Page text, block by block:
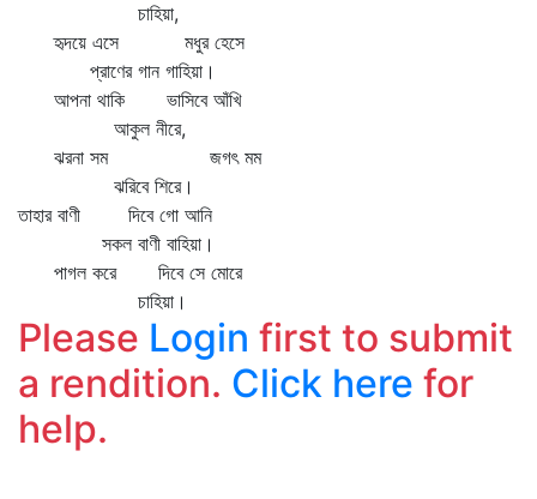
চাহিয়া,
হৃদয়ে এসে মধুর হেসে
প্রাণের গান গাহিয়া।
আপনা থাকি ভাসিবে আঁখি
আকুল নীরে,
ঝরনা সম জগৎ মম
ঝরিবে শিরে।
তাহার বাণী দিবে গো আনি
সকল বাণী বাহিয়া।
পাগল করে দিবে সে মোরে
চাহিয়া।
Please Login first to submit
a rendition. Click here for
help.